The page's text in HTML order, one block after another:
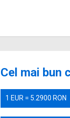
Cel mai bun
1 EUR = 5.2900 RON